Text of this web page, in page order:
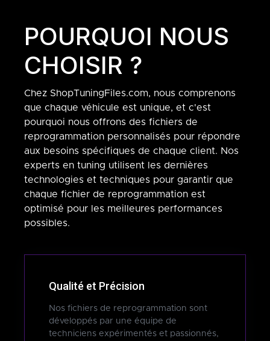
POURQUOI NOUS
CHOISIR ?
Chez ShopTuningFiles.com, nous comprenons
que chaque véhicule est unique, et c'est
pourquoi nous offrons des fichiers de
reprogrammation personnalisés pour répondre
aux besoins spécifiques de chaque client. Nos
experts en tuning utilisent les dernières
technologies et techniques pour garantir que
chaque fichier de reprogrammation est
optimisé pour les meilleures performances
possibles.
Qualité et Précision
Nos fichiers de reprogrammation sont
développés par une équipe de
techniciens expérimentés et passionnés,